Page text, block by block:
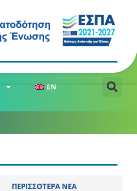
EN
ΠΕΡΙΣΣΟΤΕΡΑ ΝΕΑ